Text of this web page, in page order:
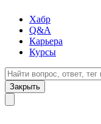
Хабр
Q&A
Карьера
Курсы
Закрыть